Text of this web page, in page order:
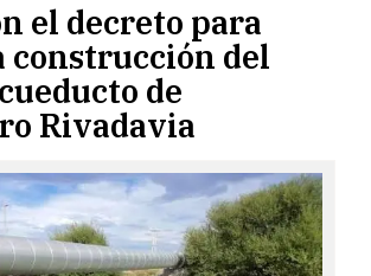
el decreto para
del
de
Rivadavia